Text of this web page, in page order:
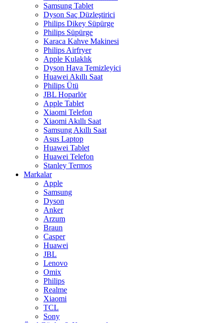
Samsung Tablet
Dyson Saç Düzleştirici
Philips Dikey Süpürge
Philips Süpürge
Karaca Kahve Makinesi
Philips Airfryer
Apple Kulaklık
Dyson Hava Temizleyici
Huawei Akıllı Saat
Philips Ütü
JBL Hoparlör
Apple Tablet
Xiaomi Telefon
Xiaomi Akıllı Saat
Samsung Akıllı Saat
Asus Laptop
Huawei Tablet
Huawei Telefon
Stanley Termos
Markalar
Apple
Samsung
Dyson
Anker
Arzum
Braun
Casper
Huawei
JBL
Lenovo
Omix
Philips
Realme
Xiaomi
TCL
Sony